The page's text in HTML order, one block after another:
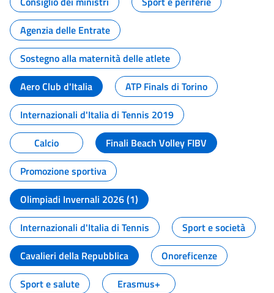
Agenzia delle Entrate
Sostegno alla maternità delle atlete
Aero Club d'Italia
ATP Finals di Torino
Internazionali d'Italia di Tennis 2019
Calcio
Finali Beach Volley FIBV
Promozione sportiva
Olimpiadi Invernali 2026 (1)
Internazionali d'Italia di Tennis
Sport e società
Cavalieri della Repubblica
Onoreficenze
Sport e salute
Erasmus+